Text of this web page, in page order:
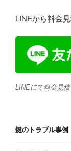
LINEから料金
LINEにて料金見
鍵のトラブル事例